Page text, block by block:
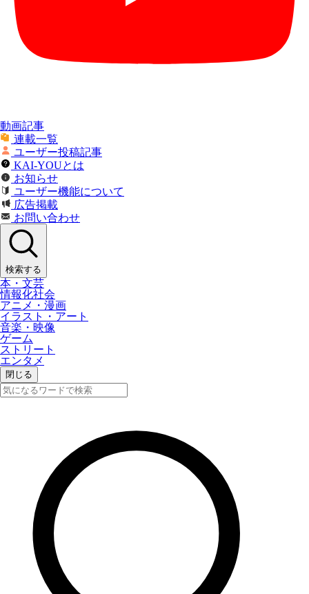
動画記事
連載一覧
ユーザー投稿記事
KAI-YOUとは
お知らせ
ユーザー機能について
広告掲載
お問い合わせ
検索する
本・文芸
情報化社会
アニメ・漫画
イラスト・アート
音楽・映像
ゲーム
ストリート
エンタメ
閉じる